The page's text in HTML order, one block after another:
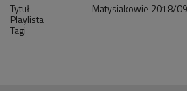
Tytuł Matysiakowie 2018/
Playlista
Tagi